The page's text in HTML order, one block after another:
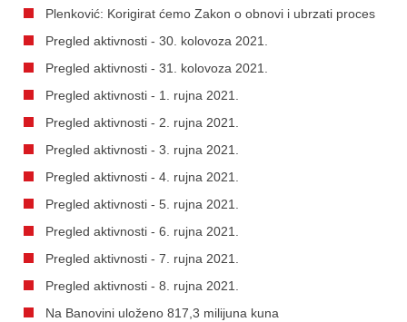
Plenković: Korigirat ćemo Zakon o obnovi i ubrzati proces
Pregled aktivnosti - 30. kolovoza 2021.
Pregled aktivnosti - 31. kolovoza 2021.
Pregled aktivnosti - 1. rujna 2021.
Pregled aktivnosti - 2. rujna 2021.
Pregled aktivnosti - 3. rujna 2021.
Pregled aktivnosti - 4. rujna 2021.
Pregled aktivnosti - 5. rujna 2021.
Pregled aktivnosti - 6. rujna 2021.
Pregled aktivnosti - 7. rujna 2021.
Pregled aktivnosti - 8. rujna 2021.
Na Banovini uloženo 817,3 milijuna kuna